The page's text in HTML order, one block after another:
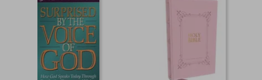
45%
dcto. $ 69.77